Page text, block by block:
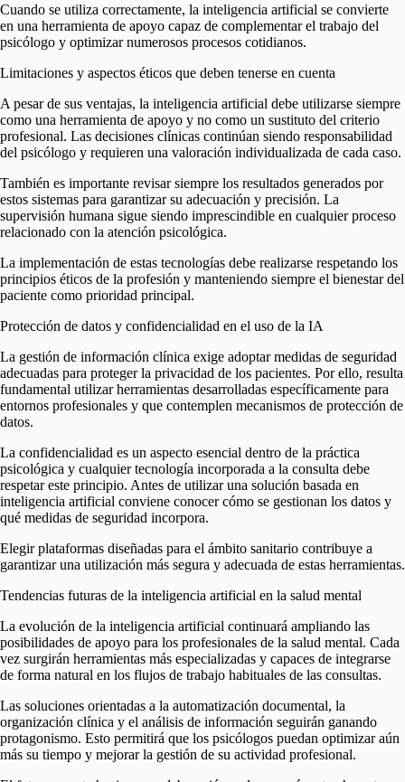
Cuando se utiliza correctamente, la inteligencia artificial se convierte
en una herramienta de apoyo capaz de complementar el trabajo del
psicólogo y optimizar numerosos procesos cotidianos.
Limitaciones y aspectos éticos que deben tenerse en cuenta
A pesar de sus ventajas, la inteligencia artificial debe utilizarse siempre
como una herramienta de apoyo y no como un sustituto del criterio
profesional. Las decisiones clínicas continúan siendo responsabilidad
del psicólogo y requieren una valoración individualizada de cada caso.
También es importante revisar siempre los resultados generados por
estos sistemas para garantizar su adecuación y precisión. La
supervisión humana sigue siendo imprescindible en cualquier proceso
relacionado con la atención psicológica.
La implementación de estas tecnologías debe realizarse respetando los
principios éticos de la profesión y manteniendo siempre el bienestar del
paciente como prioridad principal.
Protección de datos y confidencialidad en el uso de la IA
La gestión de información clínica exige adoptar medidas de seguridad
adecuadas para proteger la privacidad de los pacientes. Por ello, resulta
fundamental utilizar herramientas desarrolladas específicamente para
entornos profesionales y que contemplen mecanismos de protección de
datos.
La confidencialidad es un aspecto esencial dentro de la práctica
psicológica y cualquier tecnología incorporada a la consulta debe
respetar este principio. Antes de utilizar una solución basada en
inteligencia artificial conviene conocer cómo se gestionan los datos y
qué medidas de seguridad incorpora.
Elegir plataformas diseñadas para el ámbito sanitario contribuye a
garantizar una utilización más segura y adecuada de estas herramientas.
Tendencias futuras de la inteligencia artificial en la salud mental
La evolución de la inteligencia artificial continuará ampliando las
posibilidades de apoyo para los profesionales de la salud mental. Cada
vez surgirán herramientas más especializadas y capaces de integrarse
de forma natural en los flujos de trabajo habituales de las consultas.
Las soluciones orientadas a la automatización documental, la
organización clínica y el análisis de información seguirán ganando
protagonismo. Esto permitirá que los psicólogos puedan optimizar aún
más su tiempo y mejorar la gestión de su actividad profesional.